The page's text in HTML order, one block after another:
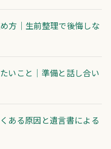
方｜生前整理で後悔しな
いこと｜準備と話し合い
ある原因と遺言書による